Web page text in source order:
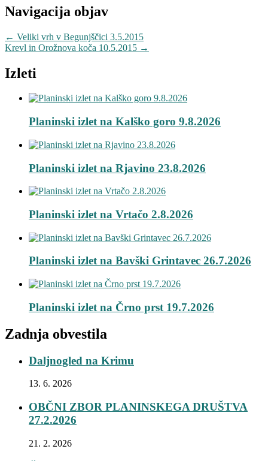
Navigacija objav
← Veliki vrh v Begunjščici 3.5.2015
Krevl in Orožnova koča 10.5.2015 →
Izleti
Planinski izlet na Kalško goro 9.8.2026
Planinski izlet na Rjavino 23.8.2026
Planinski izlet na Vrtačo 2.8.2026
Planinski izlet na Bavški Grintavec 26.7.2026
Planinski izlet na Črno prst 19.7.2026
Zadnja obvestila
Daljnogled na Krimu
13. 6. 2026
OBČNI ZBOR PLANINSKEGA DRUŠTVA
27.2.2026
21. 2. 2026